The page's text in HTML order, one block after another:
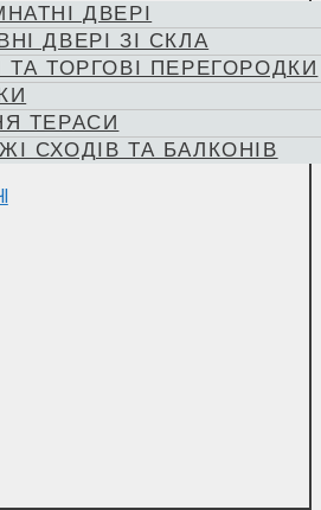
ДВЕРІ
ДВЕРІ ЗІ СКЛА
ТА ТОРГОВІ ПЕРЕГОРОДКИ
ТЕРАСИ
СХОДІВ ТА БАЛКОНІВ